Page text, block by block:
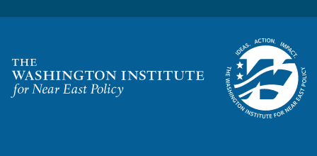
Homepage